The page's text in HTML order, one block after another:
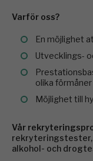
Varför oss?
En möjlighet
Utvecklings-
olika
Möjlighet till
Vår
alkohol- och